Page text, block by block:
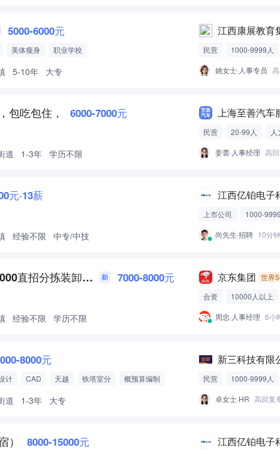
5000-6000元
美体瘦身 职业学校
5-10年 大专
江西康展教育
民营 1000-9999人
姚女士·人事专员
包吃包住， 6000-7000元
道 1-3年 学历不限
上海至善汽车
民营 20-99人
姜蕾·人事经理 高
元·13薪
经验不限 中专/中技
江西亿铂电子
上市公司
1000-
尚先生·招聘 10分
新余京东6000-7000直招分拣装卸员 六险一金 7000-8000元
经验不限 学历不限
京东集团 世界
合资
10000人以上
周忠·人事经理 6小
8000元
计 CAD 天越 铁塔室分
概预算编制
道 1-3年 大专
新三科技有限
民营 1000-9999人
卓女士·HR 高回复
） 8000-15000元 江西亿铂电子